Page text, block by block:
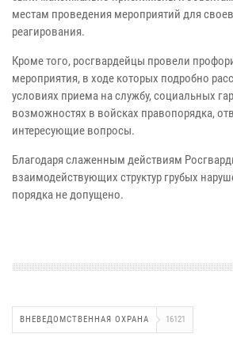
местам проведения мероприятий для
реагирования.
Кроме того, росгвардейцы провели
мероприятия, в ходе которых подробно
условиях приема на службу, социальных
возможностях в войсках правопорядка,
интересующие вопросы.
Благодаря слаженным действиям
взаимодействующих структур грубых
порядка не допущено.
ВНЕВЕДОМСТВЕННАЯ ОХРАНА 16121